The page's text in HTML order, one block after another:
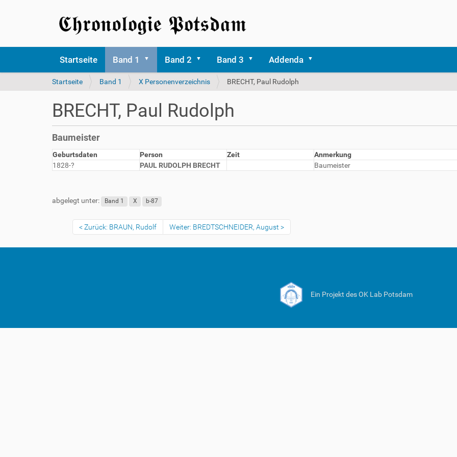
Startseite Band 1 Band 2 Band 3 Addenda
S
d
h
i
e
Startseite Band 1 X Personenverzeichnis BRECHT, Paul Rudolph
BRECHT, Paul Rudolph
Baumeister
Geburtsdaten Person Zeit
Anmerkung
1828-?
PAUL RUDOLPH BRECHT Baumeister
abgelegt unter: Band 1 X b-87
Zurück: BRAUN, Rudolf Weiter: BREDTSCHNEIDER, August
Ein Projekt des OK Lab Potsdam